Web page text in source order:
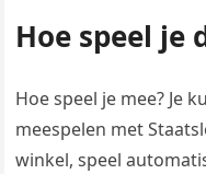
Hoe speel je
Hoe speel je mee? Je
meespelen met
winkel, speel